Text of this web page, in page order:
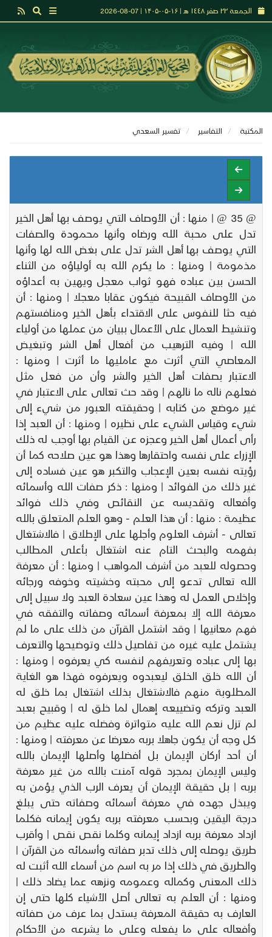
الجمعة ٢٢ صفر ١٤٤٨ هـ | ۱۶-۰۵-۱۴۰۵ | 07-08-2026
المكتبة التفاسير تفسير السعدي
@ 35 @ | منها : أن الأوصاف التي يوصف بها أهل الخير
تدل على محبة الله ورضاه وأنها محمودة والصفات
التي يوصف بها أهل الشر تدل على بغض الله لها وأنها
مذمومة | ومنها : ما يكرم الله به أولياؤه من الثناء
الحسن بين عباده فهو ثواب معجل ويهين به أعداؤه
من الأوصاف القبيحة فيكون عقابا معجلا | ومنها : أن
فيه حثا للنفوس على الاقتداء بأهل الخير ومنافستهم
وتنشيط العمال على الأعمال ببيان من عملها من أولياء
الله | وفيه الترهيب من أفعال أهل الشر وتبغيض
المعاصي التي أثرت مع عامليها ما أثرت | ومنها :
الاعتبار بصفات أهل الخير والشر وأن من فعل مثل
فعلهم ناله ما نالهم | وقد حث تعالى على الاعتبار في
غير موضع من كتابه | وحقيقته العبور من شيء إلى
شيء وقياس الشيء على نظيره | ومنها : أن العبد إذا
رأى أعمال أهل الخير وعجزه عن القيام بها أوجب له ذلك
الإزراء على نفسه واحتقارها وهذا هو عين صلاحه كما أن
رؤيته نفسه بعين الإعجاب والتكبر هو عين فساده إلى
غير ذلك من الفوائد | ومنها : ذكر صفات الله وأسمائه
وأفعاله وتقديسه عن النقائص وفي ذلك فوائد
عظيمة : منها : أن هذا العلم - وهو العلم المتعلق بالله
تعالى - أشرف العلوم وأجلها على الإطلاق | فالاشتغال
بفهمه والبحث التام عنه اشتغال بأعلى المطالب
وحصوله للعبد من أشرف المواهب | ومنها : أن معرفة
الله تعالى تدعو إلى محبته وخشيته وخوفه ورجائه
وإخلاص العمل له وهذا عين سعادة العبد ولا سبيل إلى
معرفة الله إلا بمعرفة أسمائه وصفاته والتفقه في
فهم معانيها | وقد اشتمل القرآن من ذلك على ما لم
يشتمل عليه غيره من تفاصيل ذلك وتوضيحها والتعرف
بها إلى عباده وتعريفهم لنفسه كي يعرفوه | ومنها :
أن الله خلق الخلق ليعبدوه ويعرفوه فهذا هو الغاية
المطلوبة منهم فالاشتغال بذلك اشتغال بما خلق له
العبد وتركه وتضييعه إهمال لما خلق له | وقبيح بعبد
لم تزل نعم الله عليه متواترة وفضله عليه عظيم من
كل وجه أن يكون جاهلا بربه معرضا عن معرفته | ومنها :
أن أحد أركان الإيمان بل أفضلها وأصلها الإيمان بالله
وليس الإيمان بمجرد قوله آمنت بالله من غير معرفة
بربه | بل حقيقة الإيمان أن يعرف الرب الذي يؤمن به
ويبذل جهده في معرفة أسمائه وصفاته حتى يبلغ
درجة اليقين وبحسب معرفته بربه يكون إيمانه فكلما
ازداد معرفة بربه ازداد إيمانه وكلما نقص نقص | وأقرب
طريق يوصله إلى ذلك تدبر صفاته وأسمائه من القرآن |
والطريق في ذلك إذا مر به اسم من أسماء الله أثبت له
ذلك المعنى وكماله وعمومه ونزهه عما يضاد ذلك |
ومنها : أن العلم به تعالى أصل الأشياء كلها حتى إن
العارف به حقيقة المعرفة يستدل بما عرف من صفاته
وأفعاله على ما يفعله وعلى ما يشرعه من الأحكام